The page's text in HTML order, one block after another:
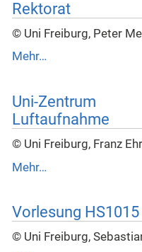
Rektorat
© Uni Freiburg, Peter
Mehr…
Uni-Zentrum
Luftaufnahme
© Uni Freiburg, Franz
Mehr…
Vorlesung HS1015
© Uni Freiburg,